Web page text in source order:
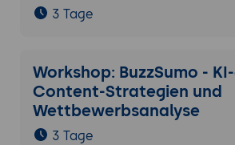
3 Tage
Workshop: BuzzSumo -
Content-Strategien und
Wettbewerbsanalyse
3 Tage